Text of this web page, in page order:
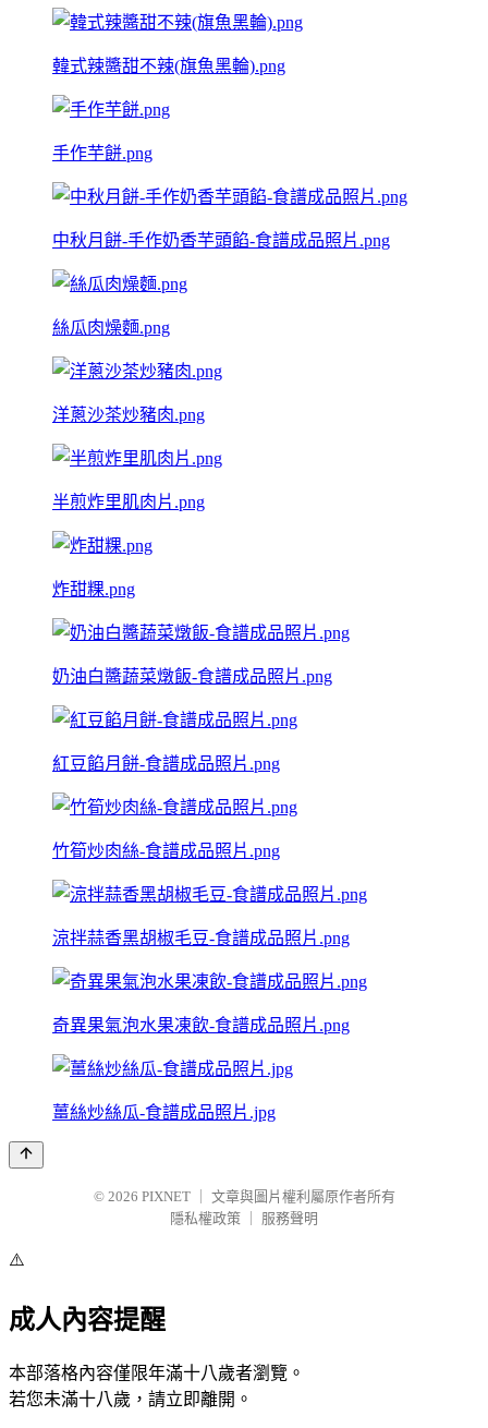
韓式辣醬甜不辣(旗魚黑輪).png
手作芋餅.png
中秋月餅-手作奶香芋頭餡-食譜成品照片.png
絲瓜肉燥麵.png
洋蔥沙茶炒豬肉.png
半煎炸里肌肉片.png
炸甜粿.png
奶油白醬蔬菜燉飯-食譜成品照片.png
紅豆餡月餅-食譜成品照片.png
竹筍炒肉絲-食譜成品照片.png
涼拌蒜香黑胡椒毛豆-食譜成品照片.png
奇異果氣泡水果凍飲-食譜成品照片.png
薑絲炒絲瓜-食譜成品照片.jpg
© 2026 PIXNET
文章與圖片權利屬原作者所有
隱私權政策
服務聲明
⚠️
成人內容提醒
本部落格內容僅限年滿十八歲者瀏覽。
若您未滿十八歲，請立即離開。